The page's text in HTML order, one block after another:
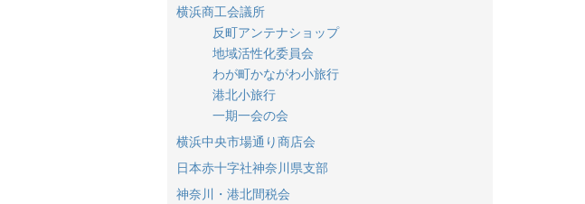
横浜商工会議所
反町アンテナショップ
地域活性化委員会
わが町かながわ小旅行
港北小旅行
一期一会の会
横浜中央市場通り商店会
日本赤十字社神奈川県支部
神奈川・港北間税会